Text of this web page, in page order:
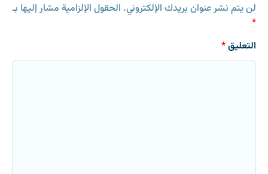
لن يتم نشر عنوان بريدك الإلكتروني. الحقول الإلزامية مشار إليها بـ
*
التعليق*